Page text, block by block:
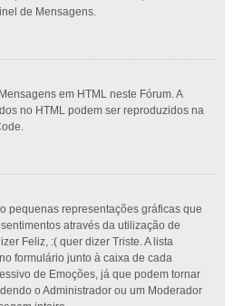
de Mensagens.
em HTML neste Fórum. A
no HTML podem ser reproduzidos na
pequenas representações gráficas que
através da utilização de
Feliz, :( quer dizer Triste. A lista
formulário junto à caixa de cada
de Emoções, já que podem tornar
o Administrador ou um Moderador